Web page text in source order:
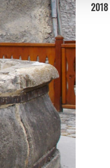
2018